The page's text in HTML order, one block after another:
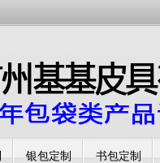
银包定制 书包定制